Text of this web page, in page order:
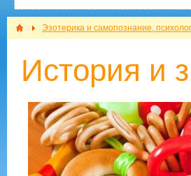
Эзотерика и самопознание,
История и